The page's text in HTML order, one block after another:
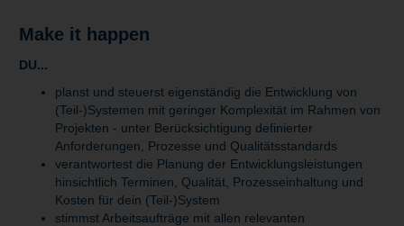
Make it happen
DU...
planst und steuerst eigenständig die Entwicklung von
(Teil-)Systemen mit geringer Komplexität im Rahmen von
Projekten - unter Berücksichtigung definierter
Anforderungen, Prozesse und Qualitätsstandards
verantwortest die Planung der Entwicklungsleistungen
hinsichtlich Terminen, Qualität, Prozesseinhaltung und
Kosten für dein (Teil-)System
stimmst Arbeitsaufträge mit allen relevanten